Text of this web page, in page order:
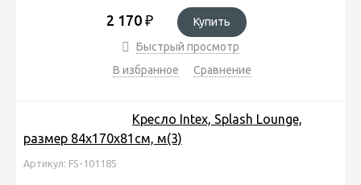
2 170 ₽
Купить
Быстрый просмотр
В избранное
Сравнение
Кресло Intex, Splash Lounge,
размер 84х170х81см, м(3)
Артикул: FS-101185